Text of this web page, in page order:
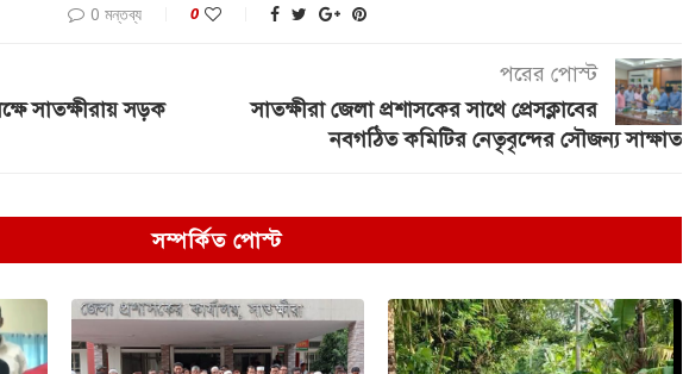
0 মন্তব্য 0
সাতক্ষীরায় সড়ক
পরের পোস্ট
সাতক্ষীরা জেলা প্রশাসকের সাথে প্রেসক্লাবের
নবগঠিত কমিটির নেতৃবৃন্দের সৌজন্য সাক্ষাত
সম্পর্কিত পোস্ট